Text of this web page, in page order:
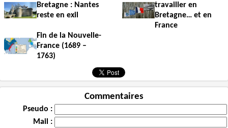
Bretagne : Nantes
reste en exil
travailler en
Bretagne… et en
France
Fin de la Nouvelle-
France (1689 –
1763)
Commentaires
Pseudo :
Mail :